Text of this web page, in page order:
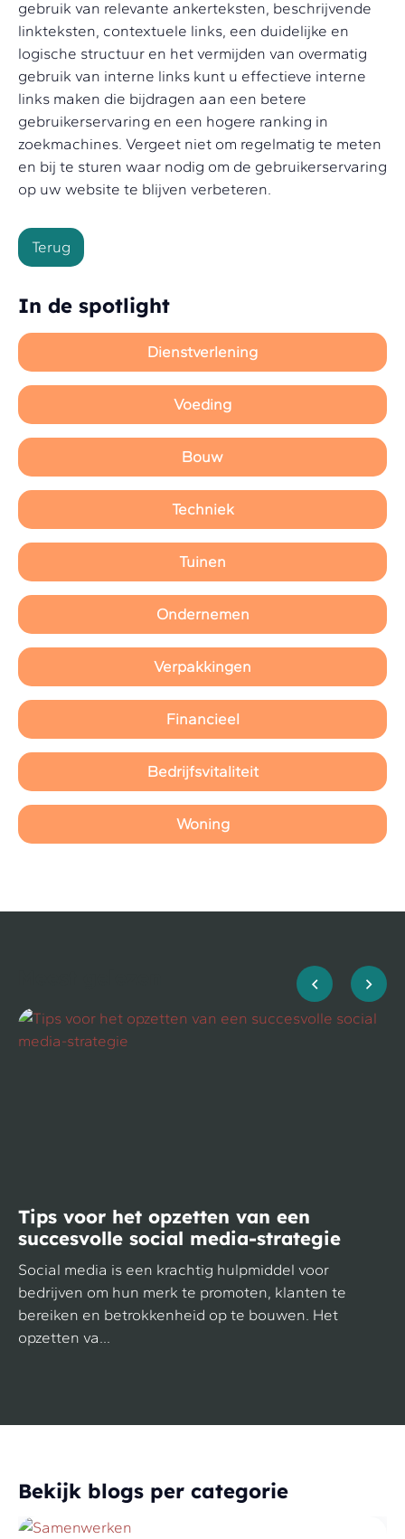
gebruik van relevante ankerteksten, beschrijvende
linkteksten, contextuele links, een duidelijke en
logische structuur en het vermijden van overmatig
gebruik van interne links kunt u effectieve interne
links maken die bijdragen aan een betere
gebruikerservaring en een hogere ranking in
zoekmachines. Vergeet niet om regelmatig te meten
en bij te sturen waar nodig om de gebruikerservaring
op uw website te blijven verbeteren.
Terug
In de spotlight
Dienstverlening
Voeding
Bouw
Techniek
Tuinen
Ondernemen
Verpakkingen
Financieel
Bedrijfsvitaliteit
Woning
Tips voor het opzetten van een
succesvolle social media-strategie
Social media is een krachtig hulpmiddel voor
bedrijven om hun merk te promoten, klanten te
bereiken en betrokkenheid op te bouwen. Het
opzetten va...
Bekijk blogs per categorie